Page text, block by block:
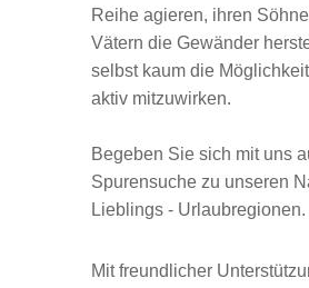
Reihe agieren, ihren
Vätern die Gewänder
selbst kaum die
aktiv mitzuwirken.
Begeben Sie sich mit uns
Spurensuche zu unseren
Lieblings - Urlaubregionen.
Mit freundlicher